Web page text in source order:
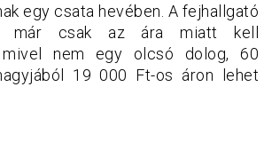
egy csata hevében. A fejhallgató
már csak az ára miatt kell
mivel nem egy olcsó dolog, 60
19 000 Ft-os áron lehet